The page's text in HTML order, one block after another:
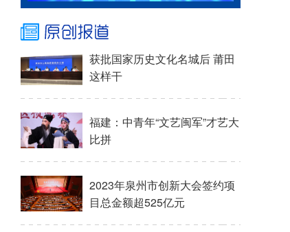
获批国家历史文化名城后 莆田
这样干
福建：中青年“文艺闽军”才艺大
比拼
2023年泉州市创新大会签约项
目总金额超525亿元